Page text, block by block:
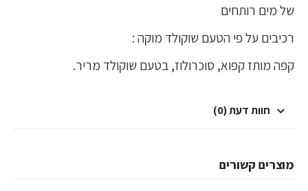
של מים רותחים
רכיבים על פי הטעם שוקולד מוקה :
קפה מותז קפוא, סוכרולוז, בטעם שוקולד מריר.
חוות דעת (0)
מוצרים קשורים